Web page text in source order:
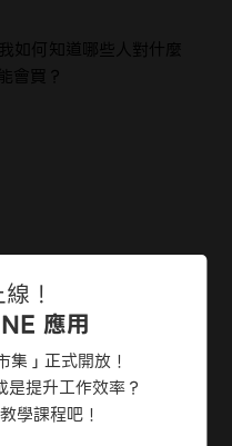
如何知道哪些人對什麼
會買？
！
應用
」正式開放！
提升工作效率？
學課程吧！